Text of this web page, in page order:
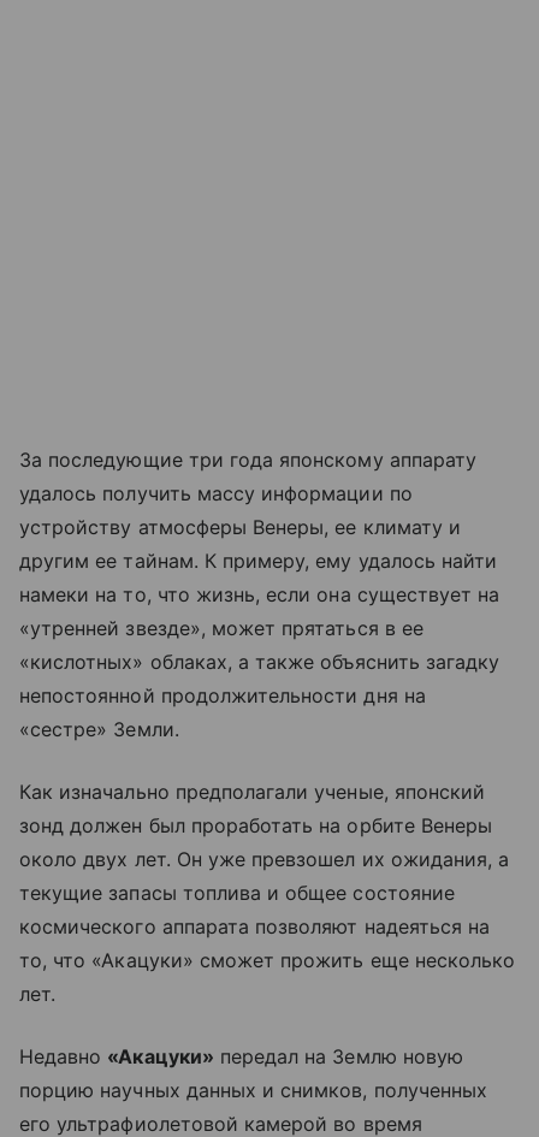
За последующие три года японскому аппарату
удалось получить массу информации по
устройству атмосферы Венеры, ее климату и
другим ее тайнам. К примеру, ему удалось найти
намеки на то, что жизнь, если она существует на
«утренней звезде», может прятаться в ее
«кислотных» облаках, а также объяснить загадку
непостоянной продолжительности дня на
«сестре» Земли.
Как изначально предполагали ученые, японский
зонд должен был проработать на орбите Венеры
около двух лет. Он уже превзошел их ожидания, а
текущие запасы топлива и общее состояние
космического аппарата позволяют надеяться на
то, что «Акацуки» сможет прожить еще несколько
лет.
Недавно «Акацуки» передал на Землю новую
порцию научных данных и снимков, полученных
его ультрафиолетовой камерой во время